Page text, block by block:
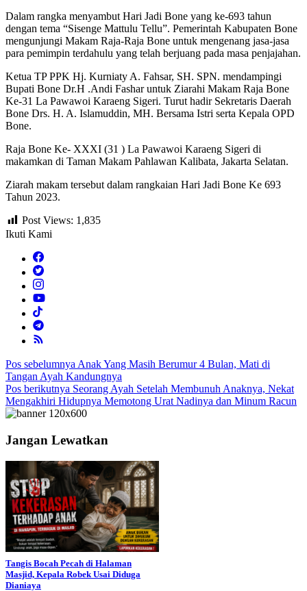
Dalam rangka menyambut Hari Jadi Bone yang ke-693 tahun
dengan tema “Sisenge Mattulu Tellu”. Pemerintah Kabupaten Bone
mengunjungi Makam Raja-Raja Bone untuk mengenang jasa-jasa
para pemimpin terdahulu yang telah berjuang pada masa penjajahan.
Ketua TP PPK Hj. Kurniaty A. Fahsar, SH. SPN. mendampingi
Bupati Bone Dr.H .Andi Fashar untuk Ziarahi Makam Raja Bone
Ke-31 La Pawawoi Karaeng Sigeri. Turut hadir Sekretaris Daerah
Bone Drs. H. A. Islamuddin, MH. Bersama Istri serta Kepala OPD
Bone.
Raja Bone Ke- XXXI (31 ) La Pawawoi Karaeng Sigeri di
makamkan di Taman Makam Pahlawan Kalibata, Jakarta Selatan.
Ziarah makam tersebut dalam rangkaian Hari Jadi Bone Ke 693
Tahun 2023.
Post Views: 1,835
Ikuti Kami
Navigasi
pos
Pos sebelumnyaAnak Yang Masih Berumur 4 Bulan, Mati di
Tangan Ayah Kandungnya
Pos berikutnya Seorang Ayah Setelah Membunuh Anaknya, Nekat
Mengakhiri Hidupnya Memotong Urat Nadinya dan Minum Racun
Jangan Lewatkan
Tangis Bocah Pecah di Halaman
Masjid, Kepala Robek Usai Diduga
Dianiaya